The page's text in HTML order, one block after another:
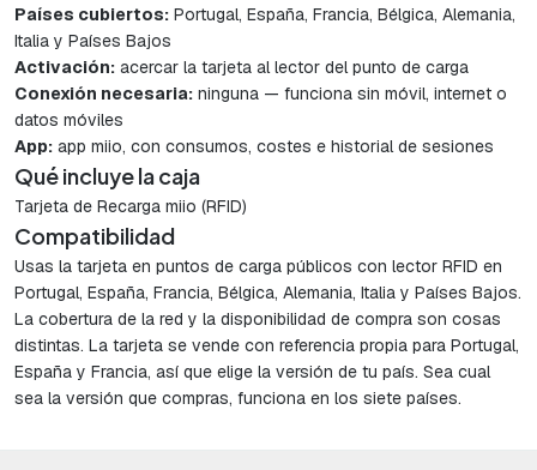
Países cubiertos: Portugal, España, Francia, Bélgica, Alemania,
Italia y Países Bajos
Activación: acercar la tarjeta al lector del punto de carga
Conexión necesaria: ninguna — funciona sin móvil, internet o
datos móviles
App: app miio, con consumos, costes e historial de sesiones
Qué incluye la caja
Tarjeta de Recarga miio (RFID)
Compatibilidad
Usas la tarjeta en puntos de carga públicos con lector RFID en
Portugal, España, Francia, Bélgica, Alemania, Italia y Países Bajos.
La cobertura de la red y la disponibilidad de compra son cosas
distintas. La tarjeta se vende con referencia propia para Portugal,
España y Francia, así que elige la versión de tu país. Sea cual
sea la versión que compras, funciona en los siete países.